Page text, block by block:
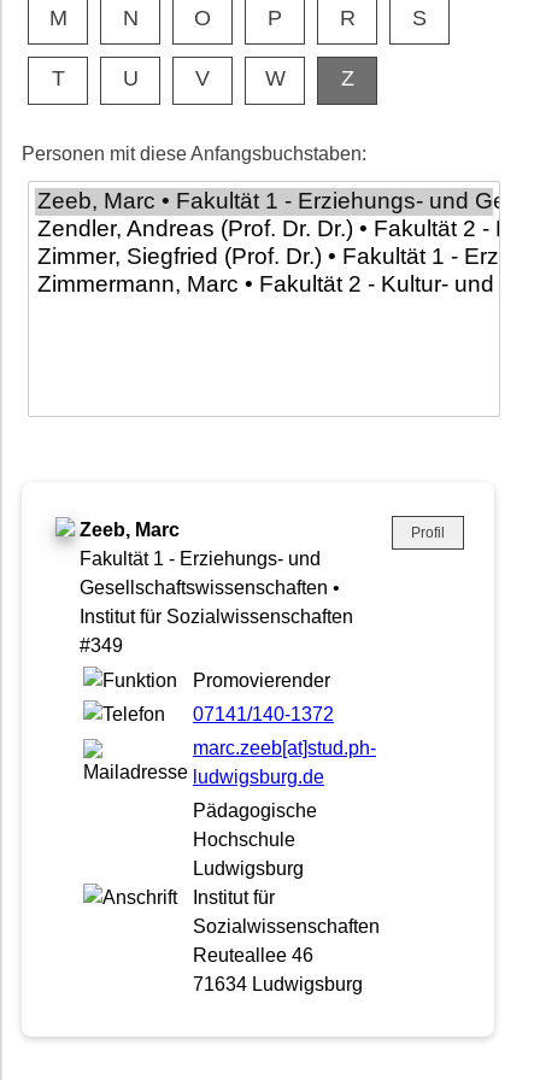
M N O P R S
T U V W Z
Personen mit diese Anfangsbuchstaben:
Zeeb, Marc
Fakultät 1 - Erziehungs- und
Gesellschaftswissenschaften •
Institut für Sozialwissenschaften
#349
Promovierender
07141/140-1372
marc.zeeb[at]stud.ph-
ludwigsburg.de
Pädagogische
Hochschule
Ludwigsburg
Institut für
Sozialwissenschaften
Reuteallee 46
71634 Ludwigsburg
Profil